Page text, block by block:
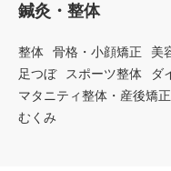
鍼灸・整体
整体 骨格・小顔矯正 美
足つぼ
スポーツ整体 ダ
マタニティ整体・産後矯正
むくみ